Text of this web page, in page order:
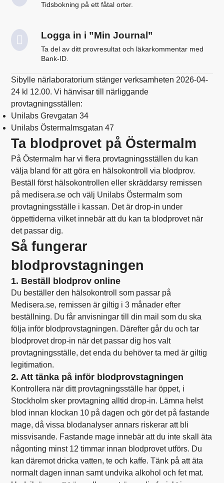
Tidsbokning på ett fåtal orter.
Logga in i ”Min Journal”
Ta del av ditt provresultat och läkarkommentar med
Bank-ID.
Sibylle närlaboratorium stänger verksamheten 2026-04-
24 kl 12.00. Vi hänvisar till närliggande
provtagningsställen:
Unilabs Grevgatan 34
Unilabs Östermalmsgatan 47
Ta blodprovet på Östermalm
På Östermalm har vi flera provtagningsställen du kan
välja bland för att göra en hälsokontroll via blodprov.
Beställ först hälsokontrollen ellerskräddarsy remissen
på medisera.se och välj Unilabs Östermalm som
provtagningsställe i kassan. Det är drop-in under
öppettiderna vilket innebär att du kan ta blodprovet när
det passar dig.
Så fungerar
blodprovstagningen
1. Beställ blodprov online
Du beställer den hälsokontroll som passar på
Medisera.se, remissen är giltig i 3 månader efter
beställning. Du får anvisningar till din mail som du ska
följa inför blodprovstagningen. Därefter går du och tar
blodprovet drop-in när det passar dig hos valt
provtagningsställe, det enda du behöver ta med är giltig
legitimation.
2. Att tänka på inför blodprovstagningen
Kontrollera när ditt provtagningsställe har öppet, i
Stockholm sker provtagning alltid drop-in. Lämna helst
blod innan klockan 10 på dagen och gör det på fastande
mage, då vissa blodanalyser annars riskerar att bli
missvisande. Fastande mage innebär att du inte skall äta
någonting minst 12 timmar innan blodprovet utförs. Du
kan däremot dricka vatten, te och kaffe. Tänk på att äta
normalt dagen innan samt undvika alkohol och fet mat.